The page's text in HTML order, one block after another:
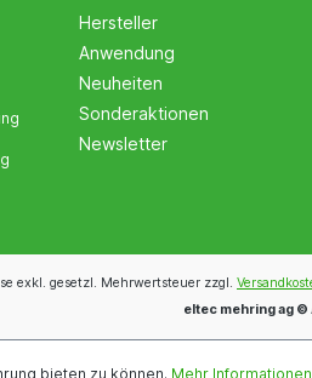
Hersteller
Anwendung
Neuheiten
Sonderaktionen
Newsletter
exkl. gesetzl. Mehrwertsteuer zzgl.
eltec mehring ag
bieten zu können. Mehr Informationen